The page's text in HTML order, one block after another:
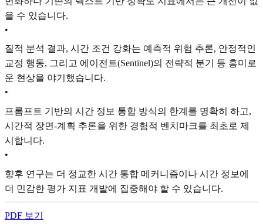
을 수 있습니다.
•
질적 분석 결과, 시간 조건 강화는 예측적 위험 추론, 안정적인
교정 행동, 그리고 에이전트(Sentinel)의 전략적 분기 등 흥미로
운 현상을 야기했습니다.
•
프롬프트 기반의 시간 정보 통합 방식의 한계를 명확히 하고,
시간적 장면-계획 추론을 위한 경험적 벤치마크를 최초로 제
시합니다.
•
향후 연구는 더 정교한 시간 통합 메커니즘이나 시간 정보에
더 민감한 평가 지표 개발에 집중해야 할 수 있습니다.
PDF 보기